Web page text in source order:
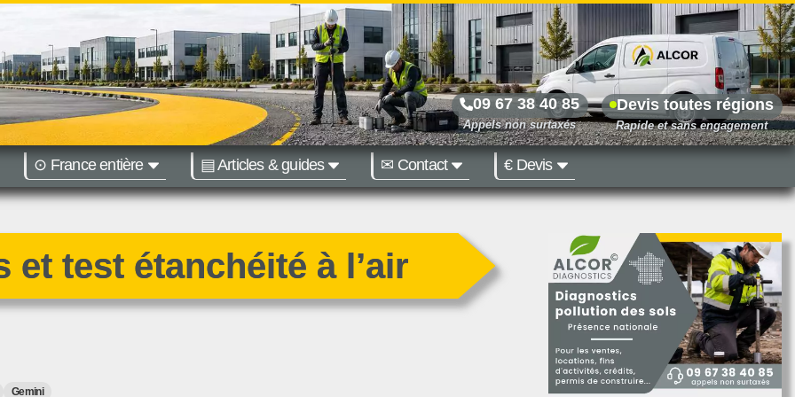
09 67 38 40 85 Devis toutes régions
⊙ France entière ▤ Articles & guides ✉ Contact € Devis
Bordeaux
test étanchéité à l’air
Gemini